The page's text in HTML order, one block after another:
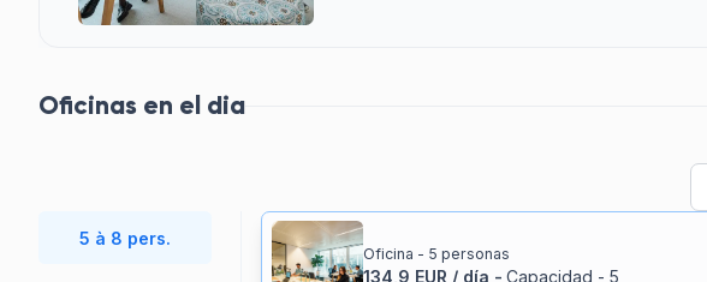
Oficinas en el dia
5 à 8 pers.
Oficina - 5 personas
134,9 EUR / día - Capacidad - 5